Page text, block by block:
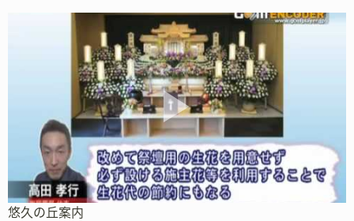
悠久の丘案内